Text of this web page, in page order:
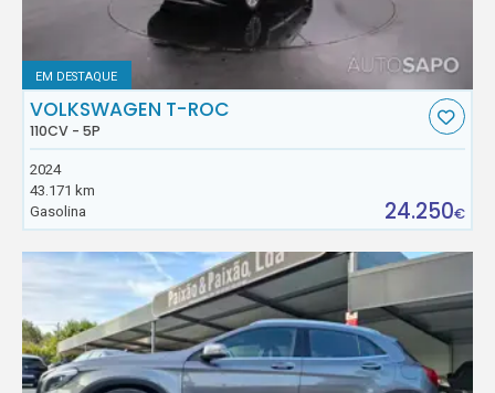
EM DESTAQUE
VOLKSWAGEN T-ROC
110CV - 5P
2024
43.171 km
Gasolina
24.250€